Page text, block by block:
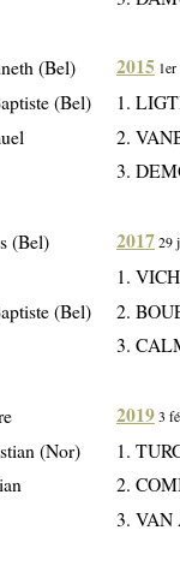
(Bel)
(Bel)
(Bel)
(Bel)
(Nor)
2015
1.
2.
3.
2017 29
1.
2.
3.
2019 3
1.
2.
3. VAN